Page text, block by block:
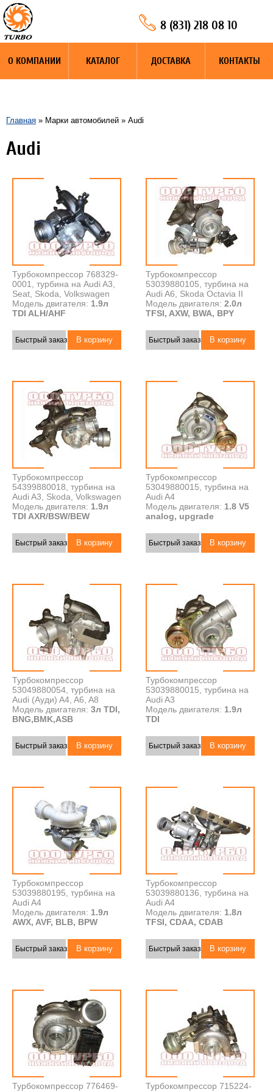
О КОМПАНИИ КАТАЛОГ ДОСТАВКА КОНТАКТЫ
8 (831) 218 08 10
Главная » Марки автомобилей » Audi
Audi
Турбокомпрессор 768329-
0001, турбина на Audi A3,
Seat, Skoda, Volkswagen
Модель двигателя: 1.9л
TDI ALH/AHF
Быстрый заказ
Турбокомпрессор
53039880105, турбина на
Audi A6, Skoda Octavia II
Модель двигателя: 2.0л
TFSI, AXW, BWA, BPY
Быстрый заказ
Турбокомпрессор
54399880018, турбина на
Audi A3, Skoda, Volkswagen
Модель двигателя: 1.9л
TDI AXR/BSW/BEW
Быстрый заказ
Турбокомпрессор
53049880015, турбина на
Audi A4
Модель двигателя: 1.8 V5
analog, upgrade
Быстрый заказ
Турбокомпрессор
53049880054, турбина на
Audi (Ауди) A4, A6, A8
Модель двигателя: 3л TDI,
BNG,BMK,ASB
Быстрый заказ
Турбокомпрессор
53039880015, турбина на
Audi A3
Модель двигателя: 1.9л
TDI
Быстрый заказ
Турбокомпрессор
53039880195, турбина на
Audi A4
Модель двигателя: 1.9л
AWX, AVF, BLB, BPW
Быстрый заказ
Турбокомпрессор
53039880136, турбина на
Audi A4
Модель двигателя: 1.8л
TFSI, CDAA, CDAB
Быстрый заказ
Турбокомпрессор 776469-
Турбокомпрессор 715224-